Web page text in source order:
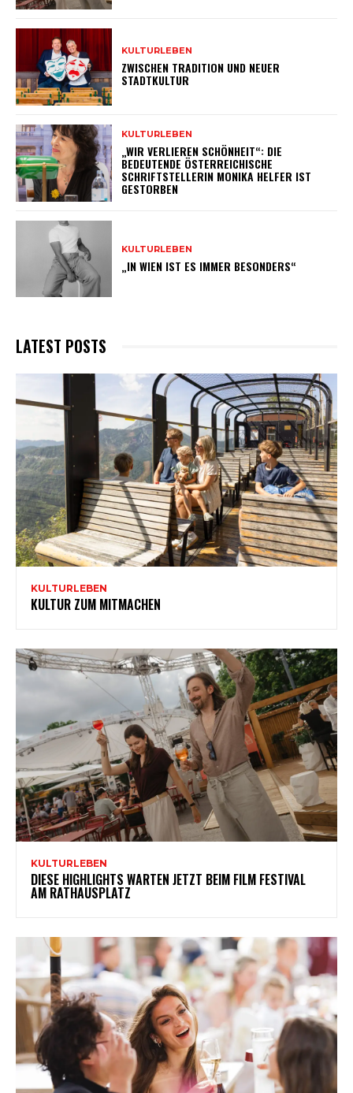
KULTURLEBEN
ZWISCHEN TRADITION UND NEUER
STADTKULTUR
KULTURLEBEN
„WIR VERLIEREN SCHÖNHEIT“: DIE
BEDEUTENDE ÖSTERREICHISCHE
SCHRIFTSTELLERIN MONIKA HELFER IST
GESTORBEN
KULTURLEBEN
„IN WIEN IST ES IMMER BESONDERS“
LATEST POSTS
KULTURLEBEN
KULTUR ZUM MITMACHEN
KULTURLEBEN
DIESE HIGHLIGHTS WARTEN JETZT BEIM FILM FESTIVAL
AM RATHAUSPLATZ